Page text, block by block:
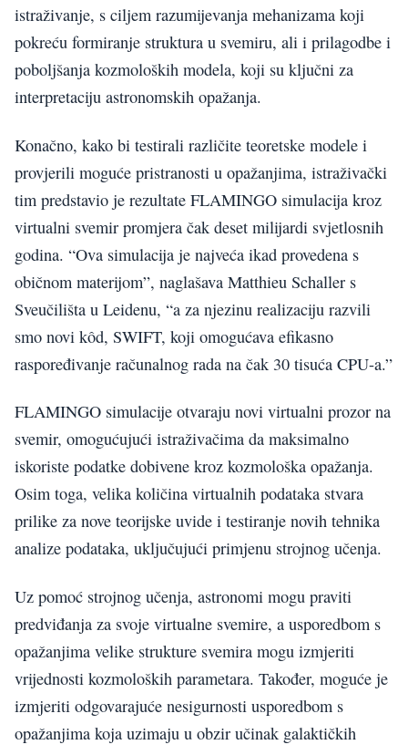
istraživanje, s ciljem razumijevanja mehanizama koji
pokreću formiranje struktura u svemiru, ali i prilagodbe i
poboljšanja kozmoloških modela, koji su ključni za
interpretaciju astronomskih opažanja.
Konačno, kako bi testirali različite teoretske modele i
provjerili moguće pristranosti u opažanjima, istraživački
tim predstavio je rezultate FLAMINGO simulacija kroz
virtualni svemir promjera čak deset milijardi svjetlosnih
godina. “Ova simulacija je najveća ikad provedena s
običnom materijom”, naglašava Matthieu Schaller s
Sveučilišta u Leidenu, “a za njezinu realizaciju razvili
smo novi kôd, SWIFT, koji omogućava efikasno
raspoređivanje računalnog rada na čak 30 tisuća CPU-a.”
FLAMINGO simulacije otvaraju novi virtualni prozor na
svemir, omogućujući istraživačima da maksimalno
iskoriste podatke dobivene kroz kozmološka opažanja.
Osim toga, velika količina virtualnih podataka stvara
prilike za nove teorijske uvide i testiranje novih tehnika
analize podataka, uključujući primjenu strojnog učenja.
Uz pomoć strojnog učenja, astronomi mogu praviti
predviđanja za svoje virtualne svemire, a usporedbom s
opažanjima velike strukture svemira mogu izmjeriti
vrijednosti kozmoloških parametara. Također, moguće je
izmjeriti odgovarajuće nesigurnosti usporedbom s
opažanjima koja uzimaju u obzir učinak galaktičkih